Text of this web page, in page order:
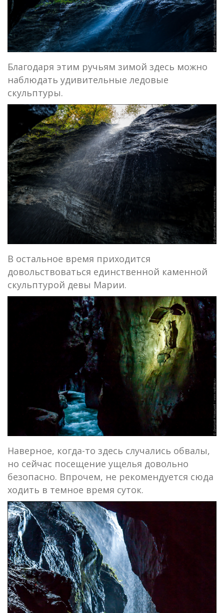
Благодаря этим ручьям зимой здесь можно
наблюдать удивительные ледовые
скульптуры.
В остальное время приходится
довольствоваться единственной каменной
скульптурой девы Марии.
Наверное, когда-то здесь случались обвалы,
но сейчас посещение ущелья довольно
безопасно. Впрочем, не рекомендуется сюда
ходить в темное время суток.